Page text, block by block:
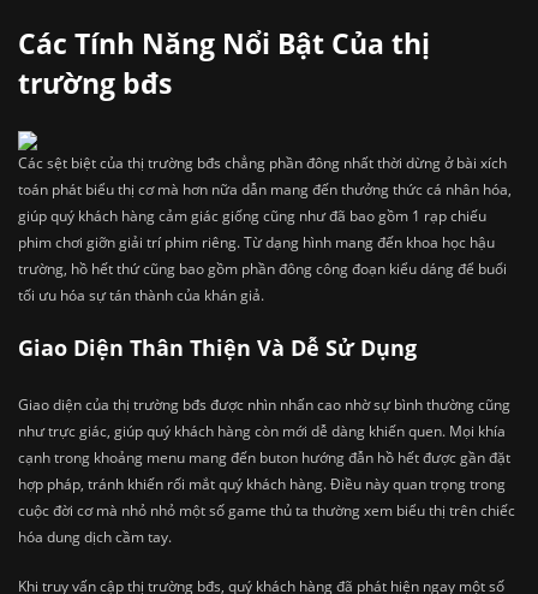
Các Tính Năng Nổi Bật Của thị
trường bđs
Các sệt biệt của thị trường bđs chẳng phần đông nhất thời dừng ở bài xích
toán phát biểu thị cơ mà hơn nữa dẫn mang đến thưởng thức cá nhân hóa,
giúp quý khách hàng cảm giác giống cũng như đã bao gồm 1 rạp chiếu
phim chơi giỡn giải trí phim riêng. Từ dạng hình mang đến khoa học hậu
trường, hồ hết thứ cũng bao gồm phần đông công đoạn kiểu dáng để buổi
tối ưu hóa sự tán thành của khán giả.
Giao Diện Thân Thiện Và Dễ Sử Dụng
Giao diện của thị trường bđs được nhìn nhấn cao nhờ sự bình thường cũng
như trực giác, giúp quý khách hàng còn mới dễ dàng khiến quen. Mọi khía
cạnh trong khoảng menu mang đến buton hướng đẫn hồ hết được gần đặt
hợp pháp, tránh khiến rối mắt quý khách hàng. Điều này quan trọng trong
cuộc đời cơ mà nhỏ nhỏ một số game thủ ta thường xem biểu thị trên chiếc
hóa dung dịch cầm tay.
Khi truy vấn cập thị trường bđs, quý khách hàng đã phát hiện ngay một số